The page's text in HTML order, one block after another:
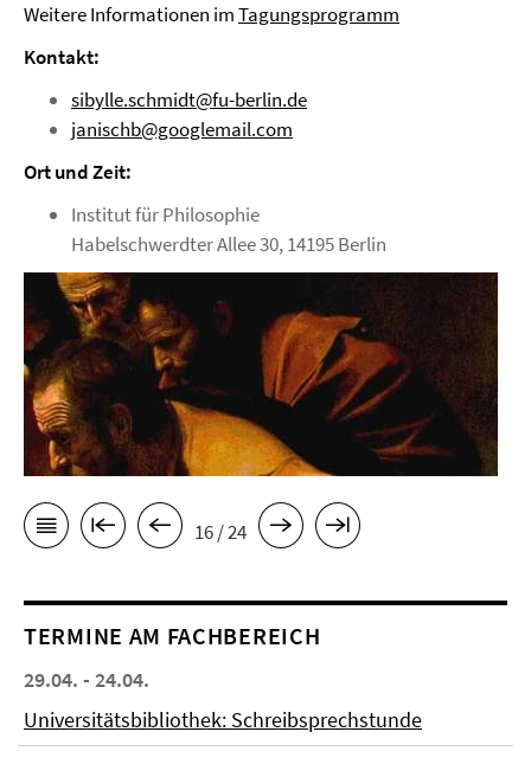
Weitere Informationen imTagungsprogramm
Kontakt:
sibylle.schmidt@fu-berlin.de
janischb@googlemail.com
Ort und Zeit:
Institut für Philosophie
Habelschwerdter Allee 30, 14195 Berlin
16 / 24
TERMINE AM FACHBEREICH
29.04. - 24.04.
Universitätsbibliothek: Schreibsprechstunde